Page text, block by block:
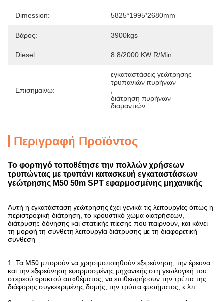
Dimession: 5825*1995*2680mm
Βάρος: 3900kgs
Diesel: 8.8/2000 KW R/min
Επισημαίνω:
εγκαταστάσεις γεώτρησης
τρυπανιών πυρήνων
διάτρηση πυρήνων
διαμαντιών
Περιγραφή Προϊόντος
Το φορτηγό τοποθέτησε την πολλών χρήσεων
τρυπώντας με τρυπάνι κατασκευή εγκαταστάσεων
γεώτρησης M50 50m SPT εφαρμοσμένης μηχανικής
Αυτή η εγκατάσταση γεώτρησης έχει γενικά τις λειτουργίες όπως η
περιστροφική διάτρηση, το κρουστικό χώμα διατρήσεων,
διάτρυσης δόνησης και στατικής πίεσης που παίρνουν, και κάνει
τη μορφή τη σύνθετη λειτουργία διάτρυσης με τη διαφορετική
σύνθεση
1. Τα M50 μπορούν να χρησιμοποιηθούν εξερεύνηση, την έρευνα
και την εξερεύνηση εφαρμοσμένης μηχανικής στη γεωλογική του
στερεού ορυκτού αποθέματος, να επιθεωρήσουν την τρύπα της
διάφορης συγκεκριμένης δομής, την τρύπα φυσήματος, κ.λπ.